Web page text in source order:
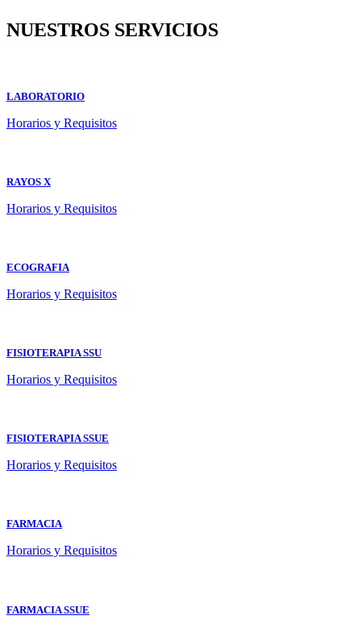
NUESTROS SERVICIOS
LABORATORIO
Horarios y Requisitos
RAYOS X
Horarios y Requisitos
ECOGRAFIA
Horarios y Requisitos
FISIOTERAPIA SSU
Horarios y Requisitos
FISIOTERAPIA SSUE
Horarios y Requisitos
FARMACIA
Horarios y Requisitos
FARMACIA SSUE